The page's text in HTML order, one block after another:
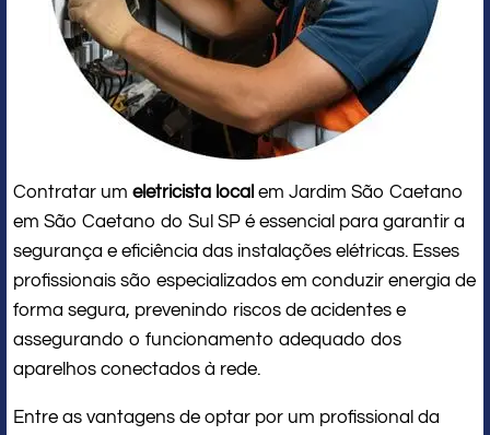
Contratar um eletricista local em Jardim São Caetano
em São Caetano do Sul SP é essencial para garantir a
segurança e eficiência das instalações elétricas. Esses
profissionais são especializados em conduzir energia de
forma segura, prevenindo riscos de acidentes e
assegurando o funcionamento adequado dos
aparelhos conectados à rede.
Entre as vantagens de optar por um profissional da